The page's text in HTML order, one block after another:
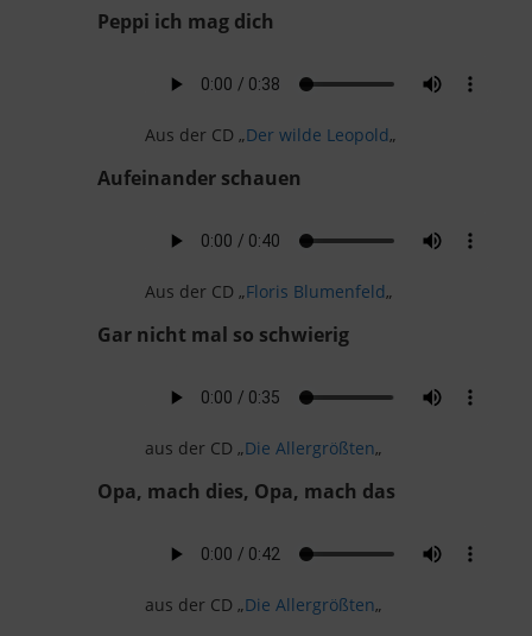
Peppi ich mag dich
Aus der CD „Der wilde Leopold„
Aufeinander schauen
Aus der CD „Floris Blumenfeld„
Gar nicht mal so schwierig
aus der CD „Die Allergrößten„
Opa, mach dies, Opa, mach das
aus der CD „Die Allergrößten„